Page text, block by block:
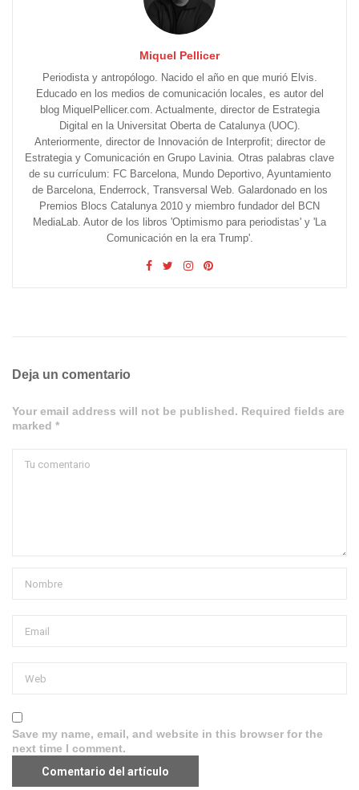
Miquel Pellicer
Periodista y antropólogo. Nacido el año en que murió Elvis.
Educado en los medios de comunicación locales, es autor del
blog MiquelPellicer.com. Actualmente, director de Estrategia
Digital en la Universitat Oberta de Catalunya (UOC).
Anteriormente, director de Innovación de Interprofit; director de
Estrategia y Comunicación en Grupo Lavinia. Otras palabras clave
de su currículum: FC Barcelona, Mundo Deportivo, Ayuntamiento
de Barcelona, Enderrock, Transversal Web. Galardonado en los
Premios Blocs Catalunya 2010 y miembro fundador del BCN
MediaLab. Autor de los libros 'Optimismo para periodistas' y 'La
Comunicación en la era Trump'.
Deja un comentario
Your email address will not be published. Required fields are
marked *
Save my name, email, and website in this browser for the
next time I comment.